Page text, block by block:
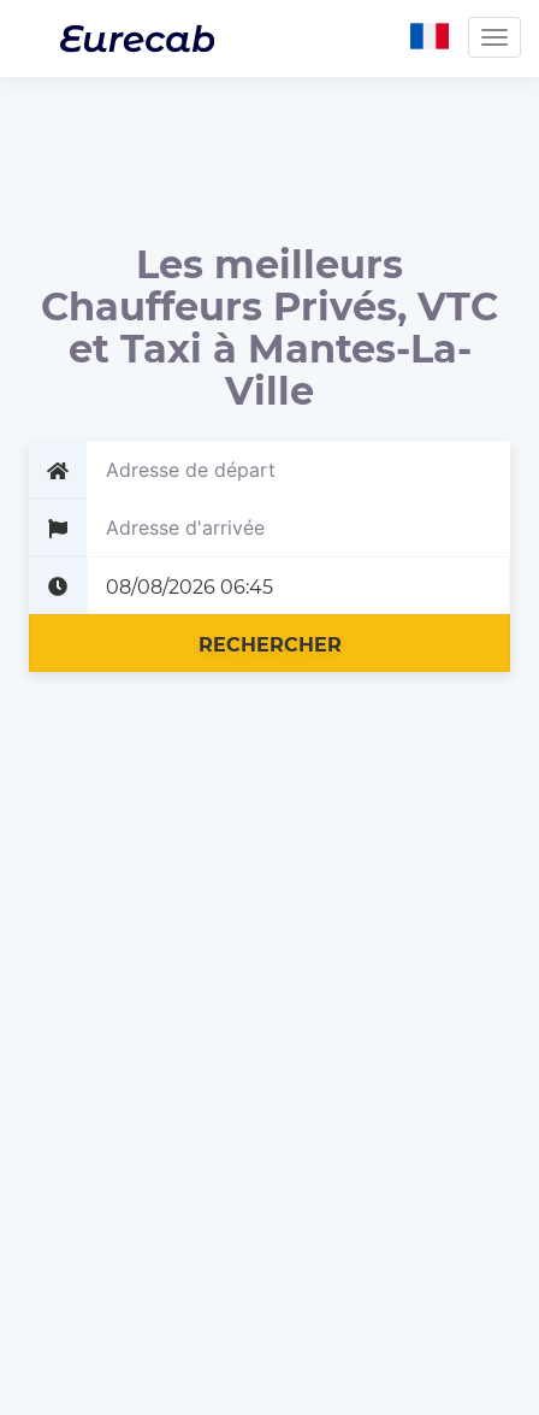
Les meilleurs
Chauffeurs Privés, VTC
et Taxi à Mantes-La-
Ville
RECHERCHER